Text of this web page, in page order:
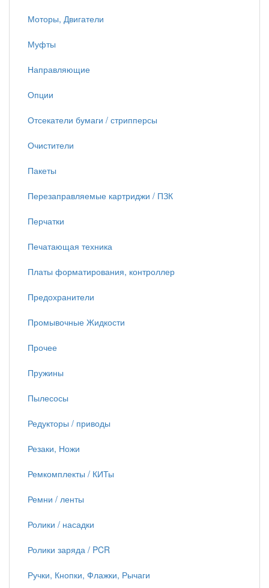
Моторы, Двигатели
Муфты
Направляющие
Опции
Отсекатели бумаги / стрипперсы
Очистители
Пакеты
Перезаправляемые картриджи / ПЗК
Перчатки
Печатающая техника
Платы форматирования, контроллер
Предохранители
Промывочные Жидкости
Прочее
Пружины
Пылесосы
Редукторы / приводы
Резаки, Ножи
Ремкомплекты / КИТы
Ремни / ленты
Ролики / насадки
Ролики заряда / PCR
Ручки, Кнопки, Флажки, Рычаги